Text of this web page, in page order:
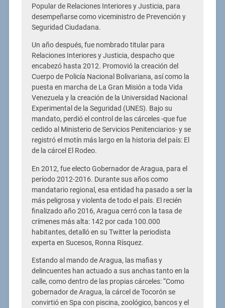
Popular de Relaciones Interiores y Justicia, para
desempeñarse como viceministro de Prevención y
Seguridad Ciudadana.
Un año después, fue nombrado titular para
Relaciones Interiores y Justicia, despacho que
encabezó hasta 2012. Promovió la creación del
Cuerpo de Policía Nacional Bolivariana, así como la
puesta en marcha de La Gran Misión a toda Vida
Venezuela y la creación de la Universidad Nacional
Experimental de la Seguridad (UNES). Bajo su
mandato, perdió el control de las cárceles -que fue
cedido al Ministerio de Servicios Penitenciarios- y se
registró el motín más largo en la historia del país: El
de la cárcel El Rodeo.
En 2012, fue electo Gobernador de Aragua, para el
período 2012-2016. Durante sus años como
mandatario regional, esa entidad ha pasado a ser la
más peligrosa y violenta de todo el país. El recién
finalizado año 2016, Aragua cerró con la tasa de
crímenes más alta: 142 por cada 100.000
habitantes, detalló en su Twitter la periodista
experta en Sucesos, Ronna Rísquez.
Estando al mando de Aragua, las mafias y
delincuentes han actuado a sus anchas tanto en la
calle, como dentro de las propias cárceles: “Como
gobernador de Aragua, la cárcel de Tocorón se
convirtió en Spa con piscina, zoológico, bancos y el